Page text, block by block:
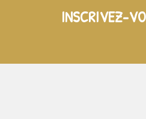
INSCRIVEZ-